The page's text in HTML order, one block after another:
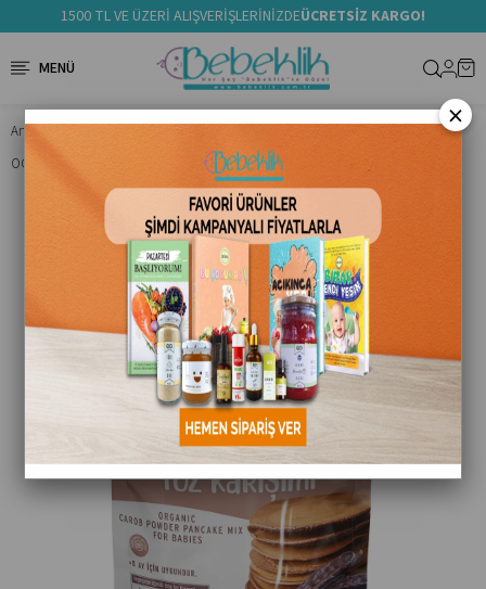
1500 TL VE ÜZERİ ALIŞVERİŞLERİNİZDEÜCRETSİZ KARGO!
Anasayfa Ek Gıda
Ek Gıda Ürünler
OG Natural Organik Keçiboynuzlu Unlu Bebek Pankek Toz Karışımı 300 G
×